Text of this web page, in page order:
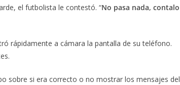
el futbolista le contestó. “No pasa nada, contalo
rápidamente a cámara la pantalla de su teléfono.
sobre si era correcto o no mostrar los mensajes del